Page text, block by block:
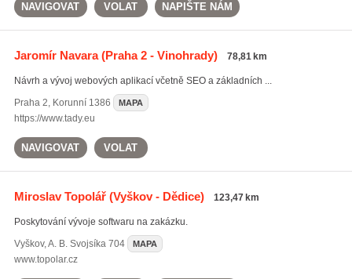
NAVIGOVAT VOLAT NAPIŠTE NÁM
Jaromír Navara(Praha 2 - Vinohrady) 78,81 km
Návrh a vývoj webových aplikací včetně SEO a základních ...
Praha 2, Korunní 1386 MAPA
https://www.tady.eu
NAVIGOVAT VOLAT
Miroslav Topolář(Vyškov - Dědice) 123,47 km
Poskytování vývoje softwaru na zakázku.
Vyškov,A. B. Svojsíka 704 MAPA
www.topolar.cz